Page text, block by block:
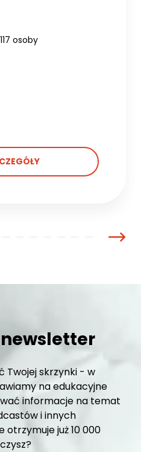
osoby
newsletter
Twojej skrzynki - w
na edukacyjne
informacje na temat
i innych
otrzymuje już 10 000